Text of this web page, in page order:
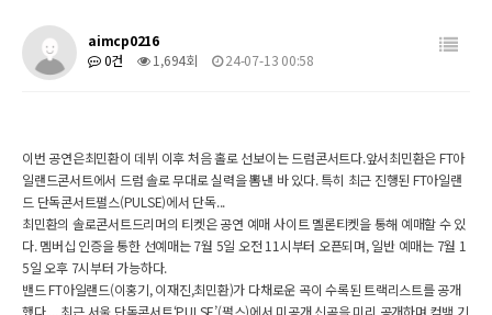
aimcp0216
0건
1,694회 24-07-13 00:58
이번 공연은최민환이 데뷔 이후 처음 홀로 선보이는 드럼콘서트다.앞서최민환은 FT아
일랜드콘서트에서 드럼 솔로 무대로 실력을 뽐낸 바 있다. 특히 최근 진행된 FT아일랜
드 단독콘서트펄스(PULSE)에서 단독...
최민환의 솔로콘서트드리머의 티켓은 공연 예매 사이트 멜론티켓을 통해 예매할 수 있
다. 멤버십 인증을 통한 선예매는 7월 5일 오전 11시부터 오픈되며, 일반 예매는 7월 1
5일 오후 7시부터 가능하다.
밴드 FT아일랜드(이홍기, 이재진,최민환)가 다채로운 곡이 수록된 트랙리스트를 공개
했다.... 최근 서울 단독콘서트‘PULSE’(펄스)에서 미공개 신곡을 미리 공개하며 컴백 기